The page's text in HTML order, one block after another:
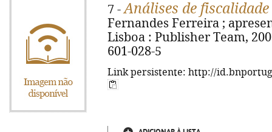
7 -Análises de
Fernandes Ferreira ;
Lisboa : Publisher Team,
601-028-5
Link persistente: http://